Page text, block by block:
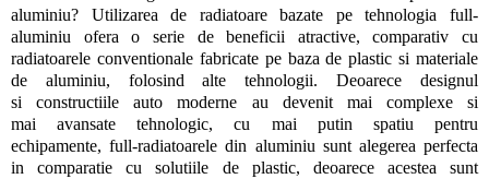
aluminiu? Utilizarea de radiatoare bazate pe tehnologia full-
aluminiu ofera o serie de beneficii atractive, comparativ cu
radiatoarele conventionale fabricate pe baza de plastic si materiale
de aluminiu, folosind alte tehnologii. Deoarece designul
si constructiile auto moderne au devenit mai complexe si
mai avansate tehnologic, cu mai putin spatiu pentru
echipamente, full-radiatoarele din aluminiu sunt alegerea perfecta
in comparatie cu solutiile de plastic, deoarece acestea sunt